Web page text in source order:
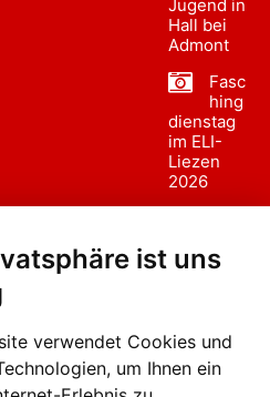
ist uns
verwendet Cookies und
um Ihnen ein
Jugend in
Hall bei
Admont
Fasc
hing
dienstag
im ELI-
Liezen
2026
sumzug
Liezen